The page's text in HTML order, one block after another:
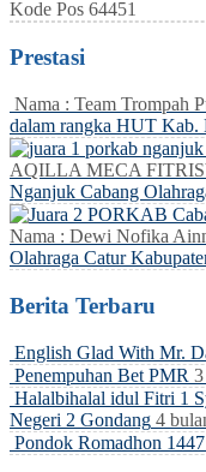
Kode Pos 64451
Prestasi
Nama : Team Trompah
dalam rangka HUT Kab.
AQILLA MECA
Nganjuk Cabang
Nama : Dewi Nofika
Olahraga Catur
Berita Terbaru
English Glad With Mr.
Penempuhan Bet PMR
Halalbihalal idul Fitri 1
Negeri 2 Gondang 4
Pondok Romadhon